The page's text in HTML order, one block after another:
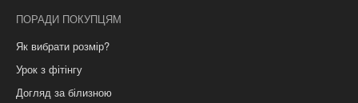
ПОРАДИ ПОКУПЦЯМ
Як вибрати розмір?
Урок з фітінгу
Догляд за білизною